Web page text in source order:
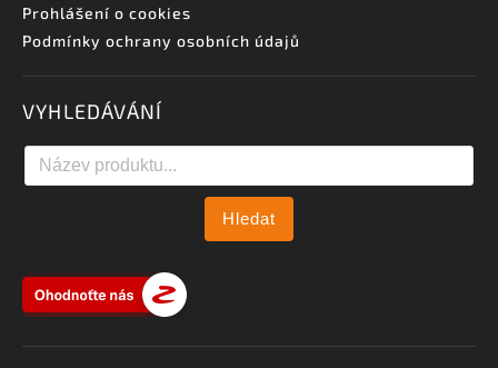
Prohlášení o cookies
Podmínky ochrany osobních údajů
VYHLEDÁVÁNÍ
Hledat